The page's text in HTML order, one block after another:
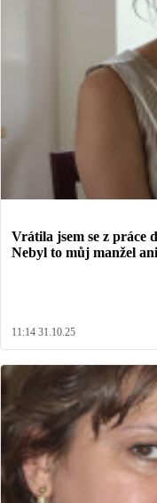
Vrátila jsem se z práce
Nebyl to můj manžel
11:14 31.10.25